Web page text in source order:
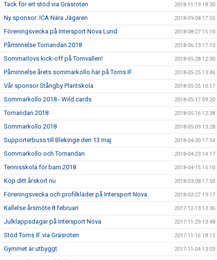
Tack för ert stöd via Gräsroten 2018-11-19 18:30
Ny sponsor: ICA Nära Jägaren 2018-09-08 17:55
Föreningsvecka på Intersport Nova Lund 2018-08-27 15:10
Påminnelse Tornandan 2018 2018-06-13 17:10
Sommarlovs kick-off på Tornvallen! 2018-05-28 12:30
Påminnelse årets sommarkollo här på Torns IF 2018-05-25 13:46
Vår sponsor Stångby Plantskola 2018-05-25 10:17
Sommarkollo 2018 - Wild cards 2018-05-17 09:20
Tornandan 2018 2018-05-16 12:38
Sommarkollo 2018 2018-05-09 13:28
Supporterbuss till Blekinge den 13 maj 2018-04-30 17:54
Sommarkollo och Tornandan 2018-04-23 14:17
Tennisskola för barn 2018 2018-04-15 15:10
Köp ditt årskort nu 2018-03-08 17:50
Föreningsvecka och profilkläder på Intersport Nova 2018-02-27 19:17
Kallelse årsmöte 8 februari 2017-12-13 13:36
Julklappsdagar på Intersport Nova 2017-11-29 13:48
Stöd Torns IF via Gräsroten 2017-11-16 18:15
Gymmet är utbyggt 2017-11-04 13:03